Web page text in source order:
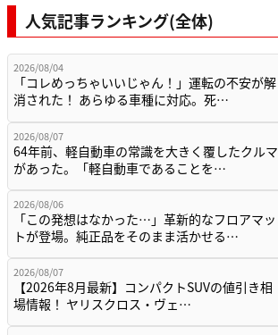
人気記事ランキング(全体)
2026/08/04
「コレめっちゃいいじゃん！」運転の不安が解
消された！ あらゆる車種に対応。死…
2026/08/07
64年前、軽自動車の常識を大きく覆したクルマ
があった。「軽自動車であることを…
2026/08/06
「この発想はなかった…」革新的なフロアマッ
トが登場。純正品をそのまま活かせる…
2026/08/07
【2026年8月最新】コンパクトSUVの値引き相
場情報！ ヤリスクロス・ヴェ…